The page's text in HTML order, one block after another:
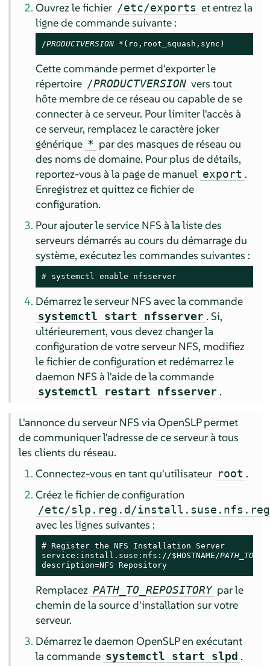
Ouvrez le fichier /etc/exports et entrez la
ligne de commande suivante :
/PRODUCTVERSION *(ro,root_squash,sync)
Cette commande permet d'exporter le
répertoire /PRODUCTVERSION vers tout
hôte membre de ce réseau ou capable de se
connecter à ce serveur. Pour limiter l'accès à
ce serveur, remplacez le caractère joker
générique * par des masques de réseau ou
des noms de domaine. Pour plus de détails,
reportez-vous à la page de manuel export .
Enregistrez et quittez ce fichier de
configuration.
Pour ajouter le service NFS à la liste des
serveurs démarrés au cours du démarrage du
système, exécutez les commandes suivantes :
# systemctl enable nfsserver
Démarrez le serveur NFS avec la commande
systemctl start nfsserver . Si,
ultérieurement, vous devez changer la
configuration de votre serveur NFS, modifiez
le fichier de configuration et redémarrez le
daemon NFS à l'aide de la commande
systemctl restart nfsserver .
L'annonce du serveur NFS via OpenSLP permet
de communiquer l'adresse de ce serveur à tous
les clients du réseau.
Connectez-vous en tant qu'utilisateur root .
Créez le fichier de configuration
/etc/slp.reg.d/install.suse.nfs.reg
avec les lignes suivantes :
# Register the NFS Installation Server
service:install.suse:nfs://$HOSTNAME/
description=NFS Repository
Remplacez PATH_TO_REPOSITORY par le
chemin de la source d'installation sur votre
serveur.
Démarrez le daemon OpenSLP en exécutant
la commande systemctl start slpd .